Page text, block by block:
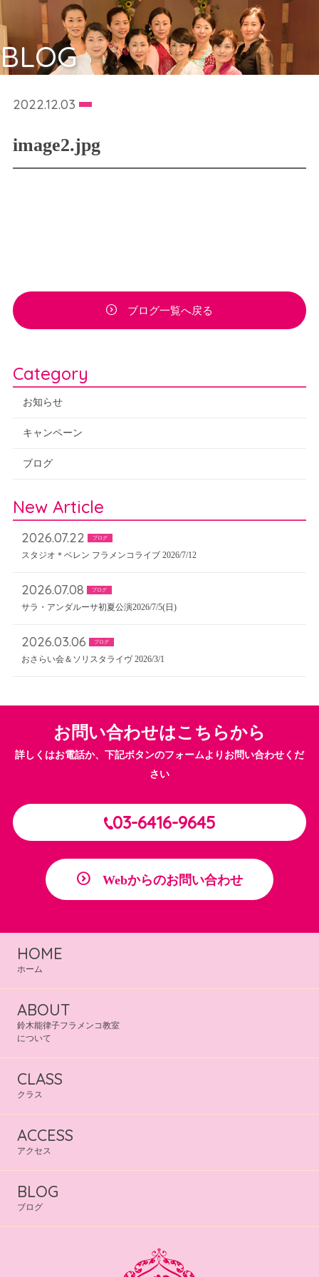
BLOG
2022.12.03
image2.jpg
ブログ一覧へ戻る
Category
お知らせ
キャンペーン
ブログ
New Article
2026.07.22 ブログ
スタジオ＊ベレン フラメンコライブ 2026/7/12
2026.07.08 ブログ
サラ・アンダルーサ初夏公演2026/7/5(日)
2026.03.06 ブログ
おさらい会＆ソリスタライヴ 2026/3/1
お問い合わせはこちらから
詳しくはお電話か、下記ボタンのフォームよりお問い合わせくだ
さい
03-6416-9645
Webからのお問い合わせ
HOME
ホーム
ABOUT
鈴木能律子フラメンコ教室
について
CLASS
クラス
ACCESS
アクセス
BLOG
ブログ